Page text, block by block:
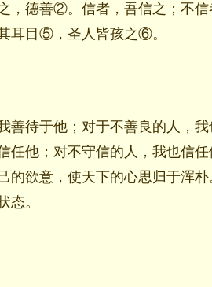
，德善②。信者，吾信之；不信
耳目⑤，圣人皆孩之⑥。
善待于他；对于不善良的人，
任他；对不守信的人，我也信
的欲意，使天下的心思归于浑朴
态。